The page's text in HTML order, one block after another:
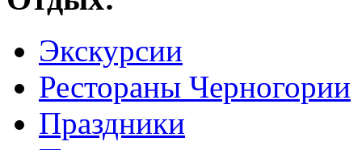
Экскурсии
Рестораны Черногории
Праздники